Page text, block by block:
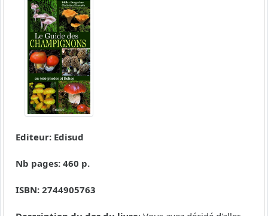
Editeur: Edisud
Nb pages: 460 p.
ISBN: 2744905763